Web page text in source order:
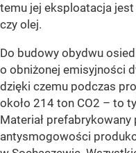
temu jej eksploatacja jest
czy olej.
Do budowy obydwu
o obniżonej emisyjności
dzięki czemu podczas
około 214 ton CO2 – to
Materiał
antysmogowości